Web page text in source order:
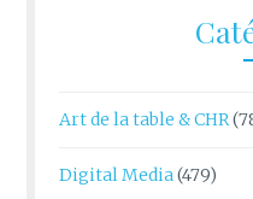
Art de la table & CHR
Digital Media(479)